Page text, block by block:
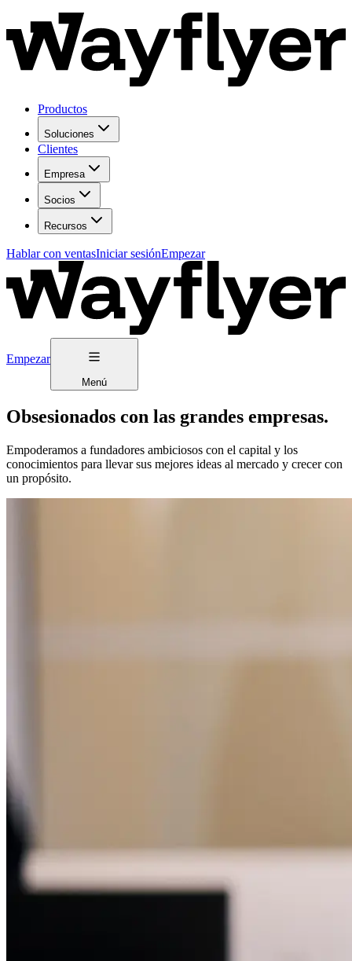
Productos
Soluciones
Clientes
Empresa
Socios
Recursos
Hablar con ventasIniciar sesiónEmpezar
Empezar
Menú
Obsesionados con las grandes empresas.
Empoderamos a fundadores ambiciosos con el capital y los
conocimientos para llevar sus mejores ideas al mercado y crecer con
un propósito.